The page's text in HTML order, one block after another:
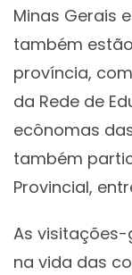
Minas Gerais
também
província,
da Rede de
ecônomas
também
Provincial,
As
na vida das